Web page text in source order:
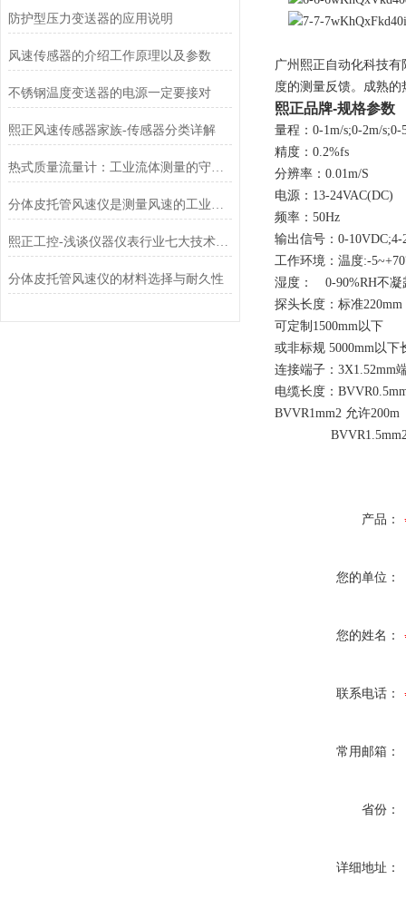
防护型压力变送器的应用说明
风速传感器的介绍工作原理以及参数
不锈钢温度变送器的电源一定要接对
熙正风速传感器家族-传感器分类详解
热式质量流量计：工业流体测量的守护者
分体皮托管风速仪是测量风速的工业设备
熙正工控-浅谈仪器仪表行业七大技术问题
分体皮托管风速仪的材料选择与耐久性
广州熙正自动化科技
度的测量反馈。成熟
熙正品牌-规格参数
量程：0-1m/s;0-2m/s;0-
精度：0.2%fs
分辨率：0.01m/S
电源：13-24VAC(DC)
频率：50Hz
输出信号：0-10VDC;4-
工作环境：温度:-
湿度： 0-90%RH不凝
探头长度：标准220mm
可定制1500mm以下
或非标规 5000mm以下
连接端子：3X1.52mm
电缆长度：
BVVR1mm2 允许200m
BVVR1.5mm2
产品：
您的单位：
您的姓名：
联系电话：
常用邮箱：
省份：
详细地址：